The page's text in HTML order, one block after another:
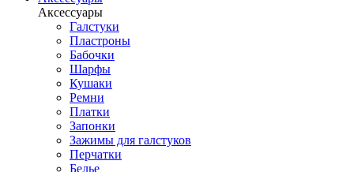
Аксессуары
Галстуки
Пластроны
Бабочки
Шарфы
Кушаки
Ремни
Платки
Запонки
Зажимы для галстуков
Перчатки
Белье